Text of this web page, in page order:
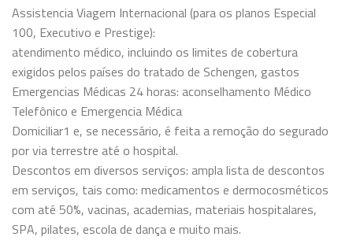
Assistencia Viagem Internacional (para os planos Especial
100, Executivo e Prestige):
atendimento médico, incluindo os limites de cobertura
exigidos pelos países do tratado de Schengen, gastos
Emergencias Médicas 24 horas: aconselhamento Médico
Telefônico e Emergencia Médica
Domiciliar1 e, se necessário, é feita a remoção do segurado
por via terrestre até o hospital.
Descontos em diversos serviços: ampla lista de descontos
em serviços, tais como: medicamentos e dermocosméticos
com até 50%, vacinas, academias, materiais hospitalares,
SPA, pilates, escola de dança e muito mais.